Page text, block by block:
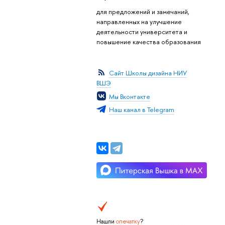
для предложений и замечаний,
направленных на улучшение
деятельности университета и
повышение качества образования
Сайт Школы дизайна НИУ
ВШЭ
Мы Вконтакте
Наш канал в Telegram
Нашли опечатку?